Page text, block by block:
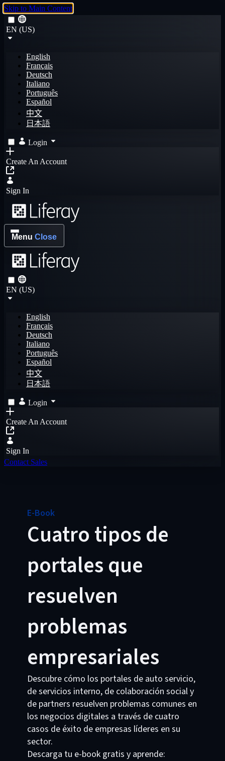
Skip to Main Content
EN (US)
English
Français
Deutsch
Italiano
Português
Español
中文
日本語
Login
Create An Account
Sign In
Menu Close
EN (US)
English
Français
Deutsch
Italiano
Português
Español
中文
日本語
Login
Create An Account
Sign In
Contact Sales
E-Book
Cuatro tipos de
portales que
resuelven
problemas
empresariales
Descubre cómo los portales de auto servicio,
de servicios interno, de colaboración social y
de partners resuelven problemas comunes en
los negocios digitales a través de cuatro
casos de éxito de empresas líderes en su
sector.
Descarga tu e-book gratis y aprende: